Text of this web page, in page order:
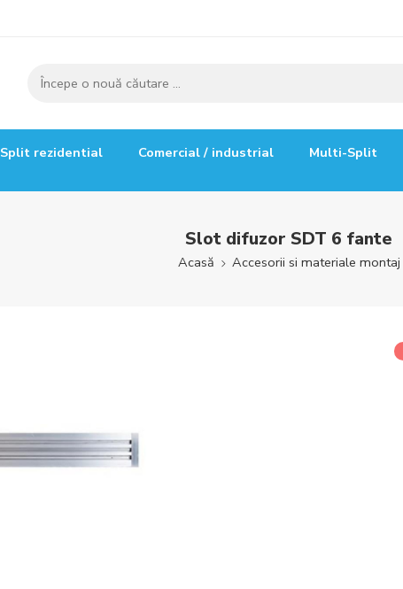
Split rezidential Comercial / industrial Multi-Split
Slot difuzor SDT 6 fante
Acasă Accesorii si materiale montaj